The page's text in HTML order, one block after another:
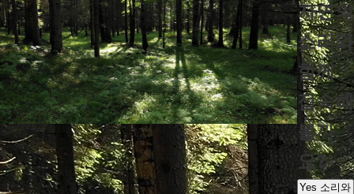
자연의
소리와
함께
접속해
볼까
요?
Yes 소리와